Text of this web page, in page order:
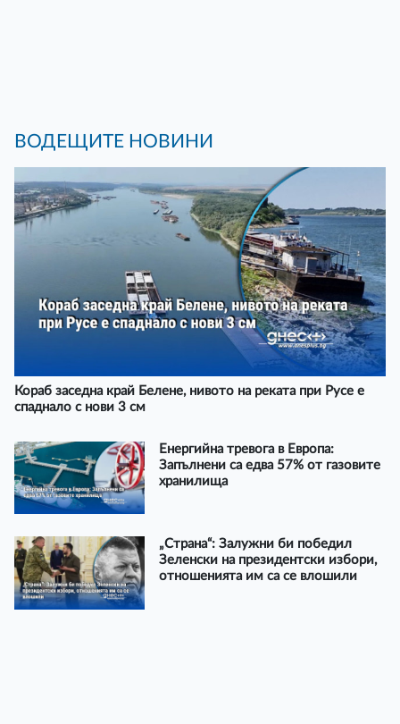
ВОДЕЩИТЕ НОВИНИ
Кораб заседна край Белене, нивото на реката при Русе е
спаднало с нови 3 см
Енергийна тревога в Европа:
Запълнени са едва 57% от газовите
хранилища
„Страна“: Залужни би победил
Зеленски на президентски избори,
отношенията им са се влошили